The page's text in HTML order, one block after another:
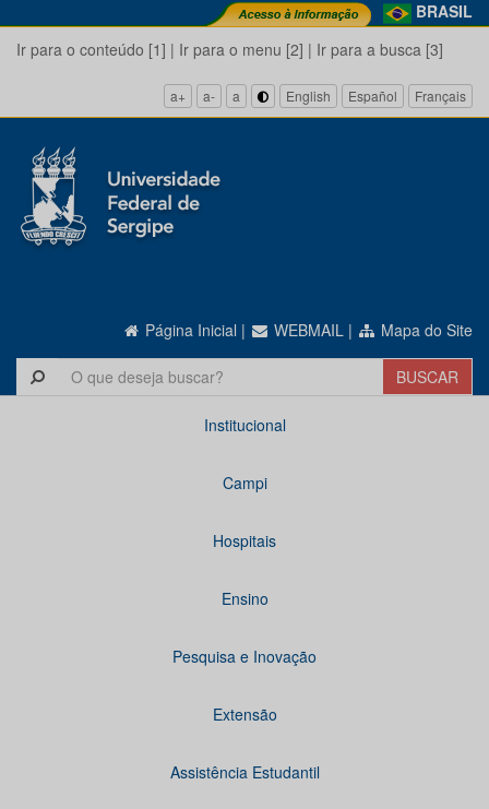
BRASIL
Ir para o conteúdo [1] | Ir para o menu [2] | Ir para a busca [3]
a+ a- a English Español Français
Página Inicial | WEBMAIL | Mapa do Site
Institucional
Campi
Hospitais
Ensino
Pesquisa e Inovação
Extensão
Assistência Estudantil